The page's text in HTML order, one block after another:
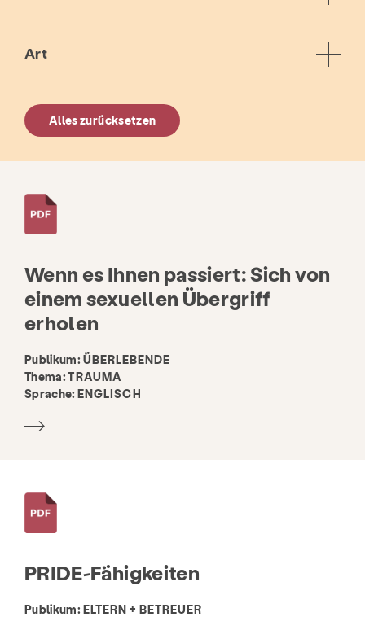
Art
Alles zurücksetzen
Wenn es Ihnen passiert: Sich von
einem sexuellen Übergriff
erholen
Publikum: ÜBERLEBENDE
Thema:TRAUMA
Sprache:ENGLISCH
PRIDE-Fähigkeiten
Publikum: ELTERN + BETREUER